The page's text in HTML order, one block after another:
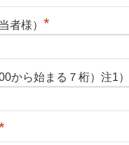
者様） *
から始まる７桁）注1）